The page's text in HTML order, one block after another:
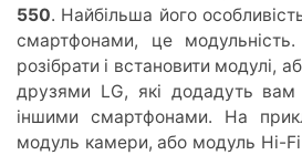
550. Найбільша його
смартфонами, це
розібрати і встановити модулі,
друзями LG, які додадуть вам
іншими смартфонами. На
модуль камери, або модуль Hi-